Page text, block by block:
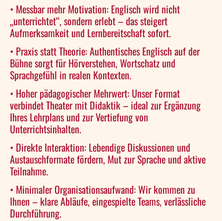
• Messbar mehr Motivation: Englisch wird nicht
„unterrichtet“, sondern erlebt – das steigert
Aufmerksamkeit und Lernbereitschaft sofort.
• Praxis statt Theorie: Authentisches Englisch auf der
Bühne sorgt für Hörverstehen, Wortschatz und
Sprachgefühl in realen Kontexten.
• Hoher pädagogischer Mehrwert: Unser Format
verbindet Theater mit Didaktik – ideal zur Ergänzung
Ihres Lehrplans und zur Vertiefung von
Unterrichtsinhalten.
• Direkte Interaktion: Lebendige Diskussionen und
Austauschformate fördern, Mut zur Sprache und aktive
Teilnahme.
• Minimaler Organisationsaufwand: Wir kommen zu
Ihnen – klare Abläufe, eingespielte Teams, verlässliche
Durchführung.